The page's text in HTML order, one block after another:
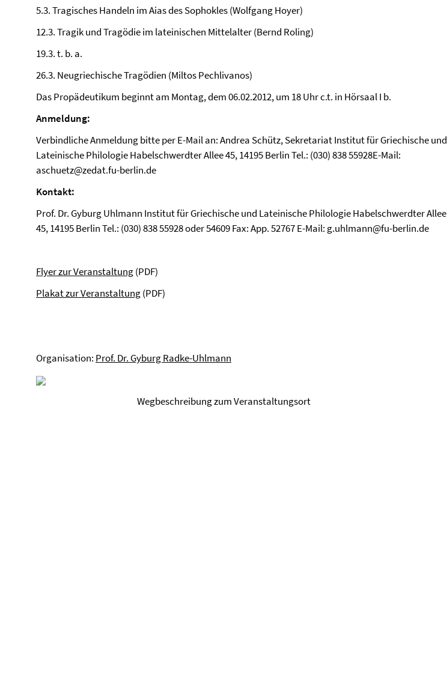
5.3. Tragisches Handeln im Aias des Sophokles (Wolfgang Hoyer)
12.3. Tragik und Tragödie im lateinischen Mittelalter (Bernd Roling)
19.3. t. b. a.
26.3. Neugriechische Tragödien (Miltos Pechlivanos)
Das Propädeutikum beginnt am Montag, dem 06.02.2012, um 18 Uhr c.t. in Hörsaal I b.
Anmeldung:
Verbindliche Anmeldung bitte per E-Mail an: Andrea Schütz, Sekretariat Institut für Griechische und
Lateinische Philologie Habelschwerdter Allee 45, 14195 Berlin Tel.: (030) 838 55928E-Mail:
aschuetz@zedat.fu-berlin.de
Kontakt:
Prof. Dr. Gyburg Uhlmann Institut für Griechische und Lateinische Philologie Habelschwerdter Allee
45, 14195 Berlin Tel.: (030) 838 55928 oder 54609 Fax: App. 52767 E-Mail: g.uhlmann@fu-berlin.de
Flyer zur Veranstaltung(PDF)
Plakat zur Veranstaltung(PDF)
Organisation: Prof. Dr. Gyburg Radke-Uhlmann
Wegbeschreibung zum Veranstaltungsort